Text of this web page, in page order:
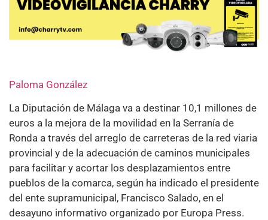
Paloma González
La Diputación de Málaga va a destinar 10,1 millones de
euros a la mejora de la movilidad en la Serranía de
Ronda a través del arreglo de carreteras de la red viaria
provincial y de la adecuación de caminos municipales
para facilitar y acortar los desplazamientos entre
pueblos de la comarca, según ha indicado el presidente
del ente supramunicipal, Francisco Salado, en el
desayuno informativo organizado por Europa Press.